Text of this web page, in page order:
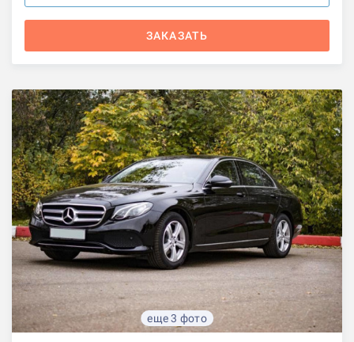
ЗАКАЗАТЬ
еще 3 фото